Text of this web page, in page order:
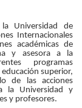
la Universidad de
Internacionales
académicas de
y asesora a la
programas
superior,
de las acciones
la Universidad y
y profesores.